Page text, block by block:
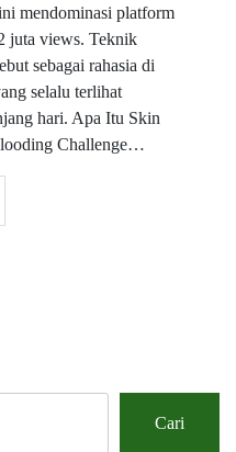
mendominasi platform
juta views. Teknik
sebagai rahasia di
selalu terlihat
hari. Apa Itu Skin
Challenge…
Cari